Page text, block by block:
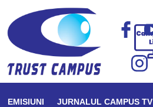
EMISIUNI JURNALUL CAMPUS TV